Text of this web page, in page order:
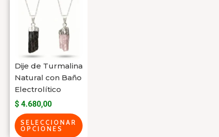
Dije de Turmalina
Natural con Baño
Electrolítico
$ 4.680,00
SELECCIONAR
OPCIONES
producto
tiene
varias
variantes.
Las
opciones
se
pueden
elegir
en